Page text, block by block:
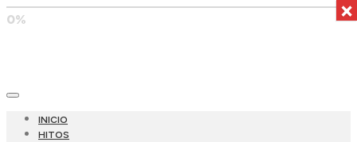
0%
INICIO
HITOS
×